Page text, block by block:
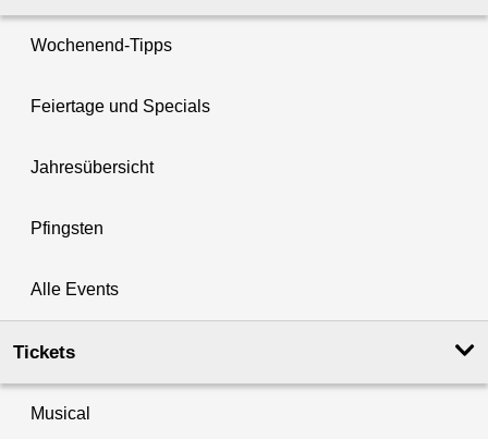
Wochenend-Tipps
Feiertage und Specials
Jahresübersicht
Pfingsten
Alle Events
Tickets
Musical